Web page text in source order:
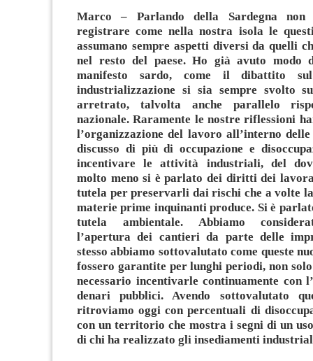
Marco – Parlando della Sardegna non
registrare come nella nostra isola le
assumano sempre aspetti diversi da quelli
nel resto del paese. Ho già avuto modo
manifesto sardo, come il dibattito
industrializzazione si sia sempre svolto
arretrato, talvolta anche parallelo
nazionale. Raramente le nostre riflessioni
l’organizzazione del lavoro all’interno
discusso di più di occupazione e
incentivare le attività industriali, del
molto meno si è parlato dei diritti dei
tutela per preservarli dai rischi che a volte
materie prime inquinanti produce. Si è
tutela ambientale. Abbiamo
l’apertura dei cantieri da parte delle
stesso abbiamo sottovalutato come queste
fossero garantite per lunghi periodi, non solo
necessario incentivarle continuamente con
denari pubblici. Avendo sottovalutato
ritroviamo oggi con percentuali di
con un territorio che mostra i segni di un
di chi ha realizzato gli insediamenti